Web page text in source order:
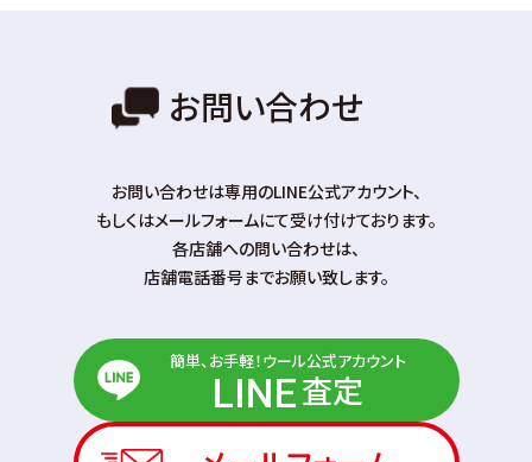
お問い合わせ
お問い合わせは専⽤のLINE公式アカウント、
もしくはメールフォームにて受け付けております。
各店舗への問い合わせは、
店舗電話番号までお願い致します。
簡単、お手軽！ウール公式アカウント
LINE査定